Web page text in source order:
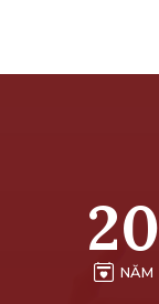
20
NĂM